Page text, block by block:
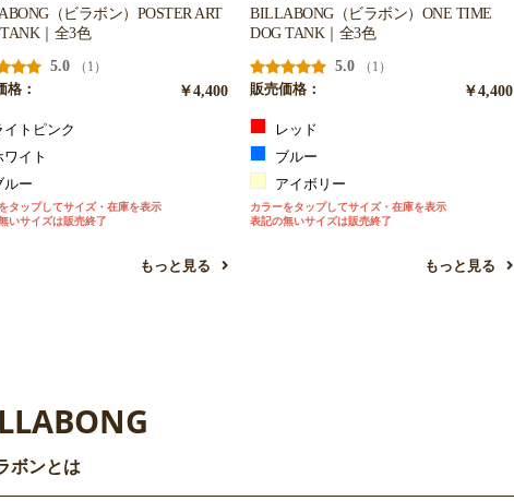
（ビラボン）POSTER ART
｜全3色
5.0
（1）
格：
￥4,400
イトピンク
ワイト
ルー
タップしてサイズ・在庫を表示
いサイズは販売終了
もっと見る
BILLABONG（ビラボン）ONE TIME
DOG TANK｜全3色
5.0
（1）
販売価格：
￥4,400
レッド
ブルー
アイボリー
カラーをタップしてサイズ・在庫を表示
表記の無いサイズは販売終了
もっと見る
ボンとは